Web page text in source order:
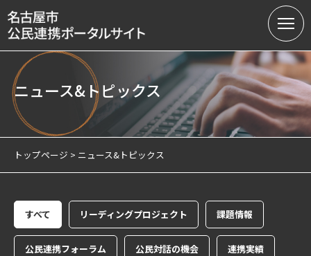
名古屋市の公民連携
提案募集中の課題（テーマ型）
提案受付（テーマ型・フリー型）
連携実績
会員制度
ニュース&トピックス
トップページ ニュース&トピックス
すべて リーディングプロジェクト 課題情報
公民連携フォーラム 公民対話の機会 連携実績